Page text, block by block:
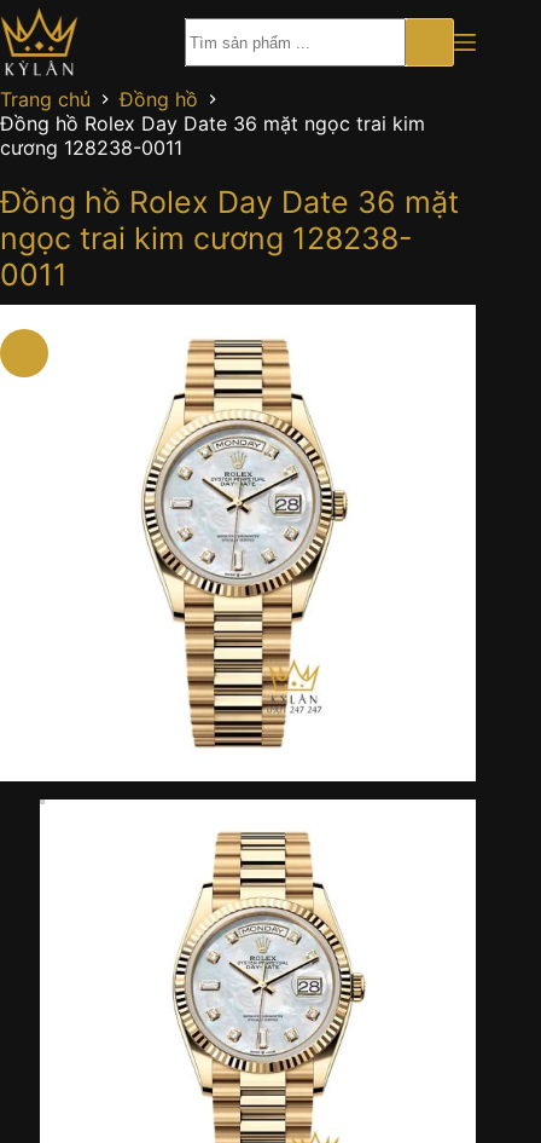
Chuyển
đến
phần
nội
dung
Trang chủ
Đồng hồ
Đồng hồ Rolex Day Date 36 mặt ngọc trai kim
cương 128238-0011
Đồng hồ Rolex Day Date 36 mặt
ngọc trai kim cương 128238-
0011